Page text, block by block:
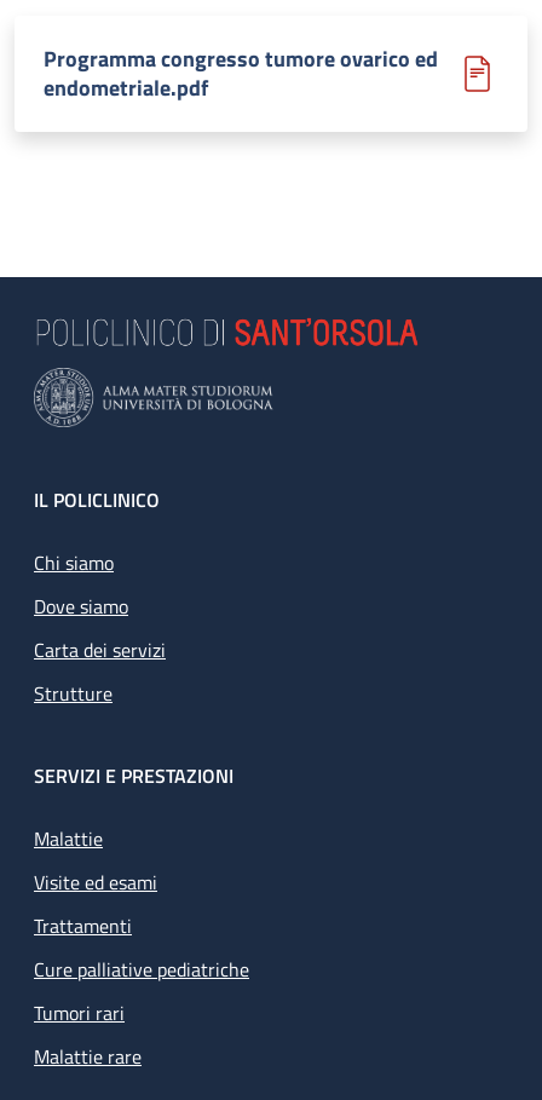
Programma congresso tumore ovarico ed
endometriale.pdf
Footer
IL POLICLINICO
Chi siamo
Dove siamo
Carta dei servizi
Strutture
SERVIZI E PRESTAZIONI
Malattie
Visite ed esami
Trattamenti
Cure palliative pediatriche
Tumori rari
Malattie rare